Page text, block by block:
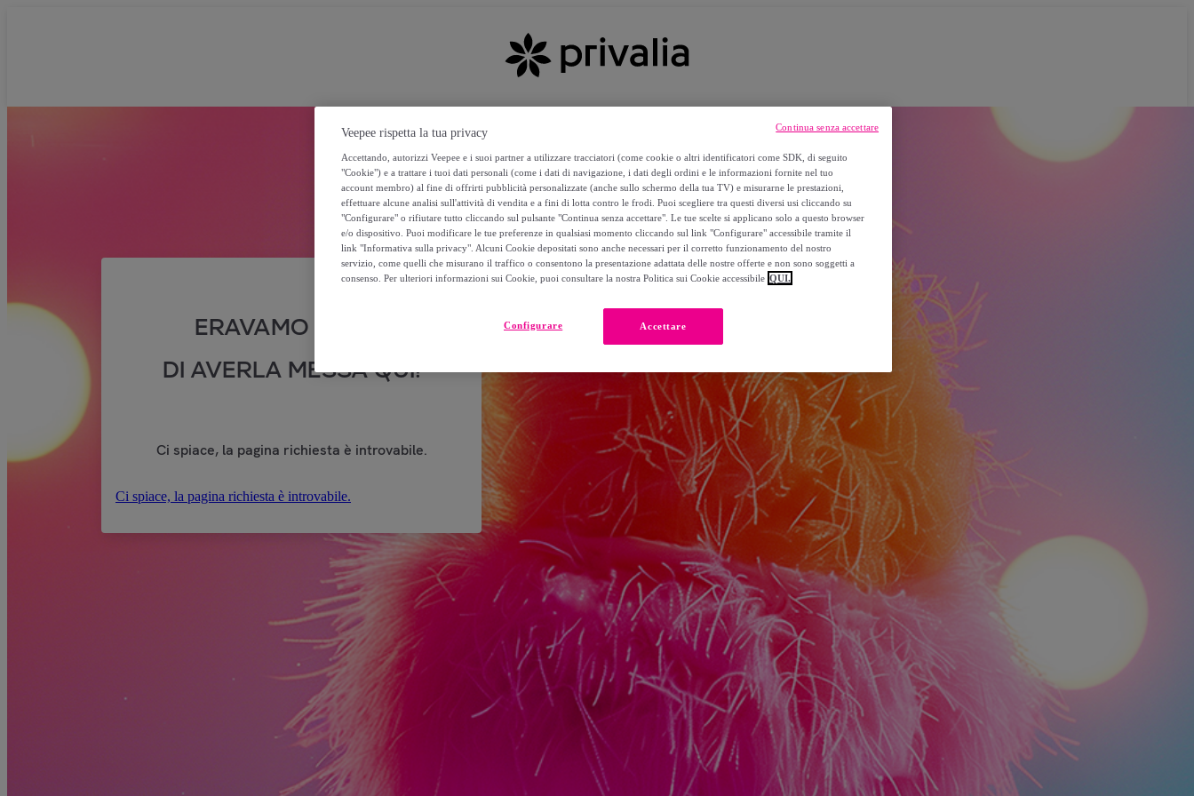
ERAVAMO SICURI
DI AVERLA MESSA QUI!
Ci spiace, la pagina richiesta è introvabile.
Ci spiace, la pagina richiesta è introvabile.
Veepee rispetta la tua privacy
Accettando, autorizzi Veepee e i suoi partner a utilizzare tracciatori (come cookie o altri identificatori come SDK, di seguito
"Cookie") e a trattare i tuoi dati personali (come i dati di navigazione, i dati degli ordini e le informazioni fornite nel tuo
account membro) al fine di offrirti pubblicità personalizzate (anche sullo schermo della tua TV) e misurarne le prestazioni,
effettuare alcune analisi sull'attività di vendita e a fini di lotta contro le frodi. Puoi scegliere tra questi diversi usi cliccando su
"Configurare" o rifiutare tutto cliccando sul pulsante "Continua senza accettare". Le tue scelte si applicano solo a questo browser
e/o dispositivo. Puoi modificare le tue preferenze in qualsiasi momento cliccando sul link "Configurare" accessibile tramite il
link "Informativa sulla privacy". Alcuni Cookie depositati sono anche necessari per il corretto funzionamento del nostro
servizio, come quelli che misurano il traffico o consentono la presentazione adattata delle nostre offerte e non sono soggetti a
consenso. Per ulteriori informazioni sui Cookie, puoi consultare la nostra Politica sui Cookie accessibile QUI.
Accettare
Configurare
Continua senza accettare